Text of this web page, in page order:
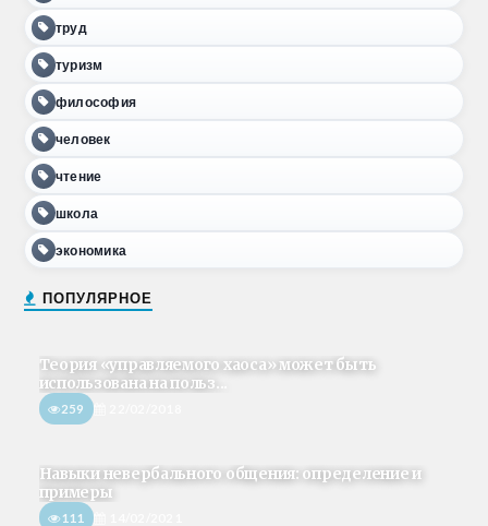
труд
туризм
философия
человек
чтение
школа
экономика
ПОПУЛЯРНОЕ
Теория «управляемого хаоса» может быть
использована на польз...
259
Навыки невербального общения: определение и
примеры
111